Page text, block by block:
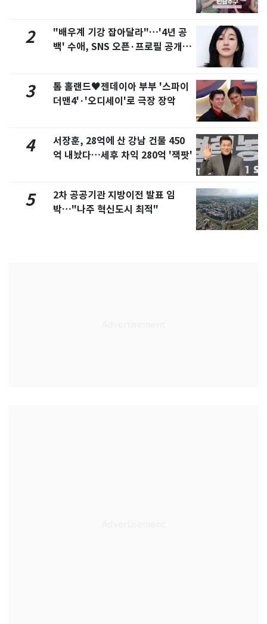
2
"배우계 기강 잡아달라"…'4년 공
백' 수애, SNS 오픈·프로필 공개
3
톰 홀랜드♥젠데이아 부부 '스파이
더맨4'·'오디세이'로 극장 장악
4
서장훈, 28억에 산 강남 건물 450
억 내놨다…세후 차익 280억 '잭팟'
5
2차 공공기관 지방이전 발표 임
박…"나주 혁신도시 최적"